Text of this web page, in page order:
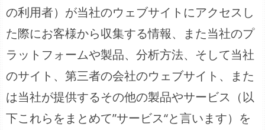
の利用者）が当社のウェブサイトにアクセスし
た際にお客様から収集する情報、また当社のプ
ラットフォームや製品、分析方法、そして当社
のサイト、第三者の会社のウェブサイト、また
は当社が提供するその他の製品やサービス（以
下これらをまとめて”サービス“と言います）を